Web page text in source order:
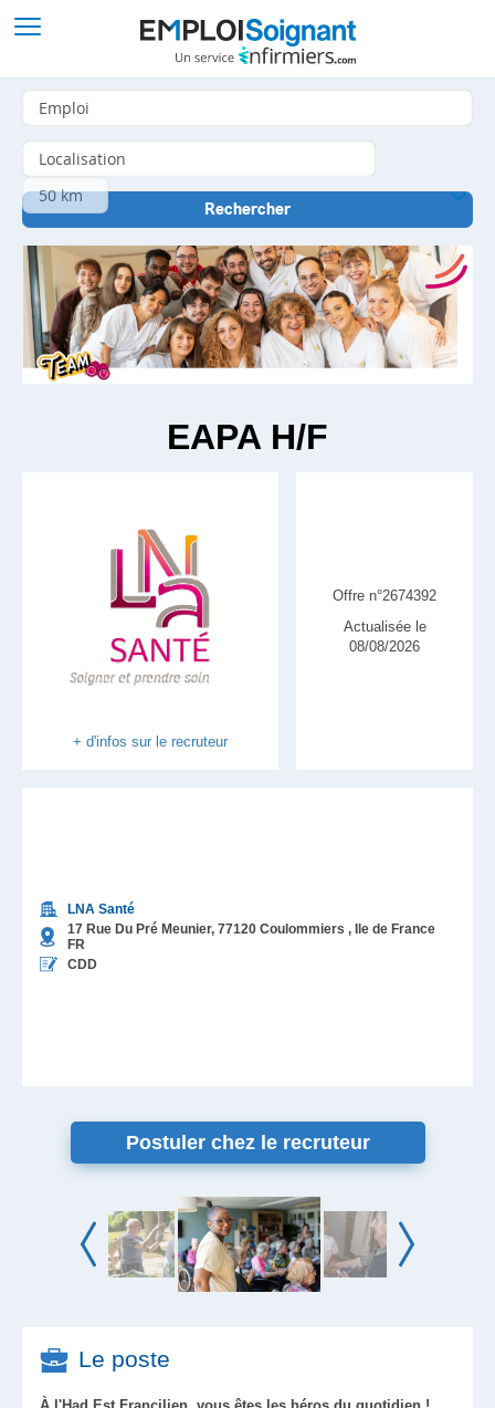
EAPA H/F
+ d'infos sur le recruteur
LNA Santé
17 Rue Du Pré Meunier, 77120 Coulommiers , Ile de France
FR
CDD
Offre n°2674392
Actualisée le
08/08/2026
Postuler chez le recruteur
Le poste